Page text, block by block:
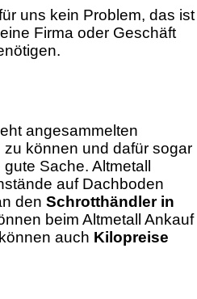
uns kein Problem, das ist
Firma oder Geschäft
angesammelten
können und dafür sogar
Sache. Altmetall
auf Dachboden
den Schrotthändler in
beim Altmetall Ankauf
auch Kilopreise